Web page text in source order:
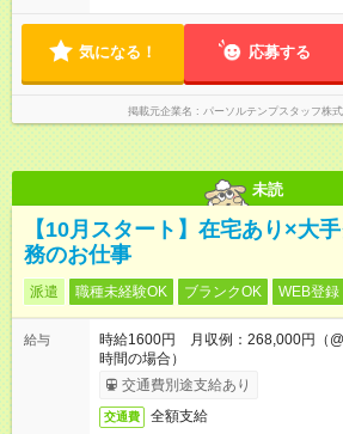
気になる！ 応募する
掲載元企業名 パーソルテンプスタッフ株
未読
【10月スタート】在宅あり×大
務のお仕事
派遣 職種未経験OK ブランクOK WEB登
給与
時給1600円 月収例：268,000円（
時間の場合）
交通費別途支給あり
交通費 全額支給